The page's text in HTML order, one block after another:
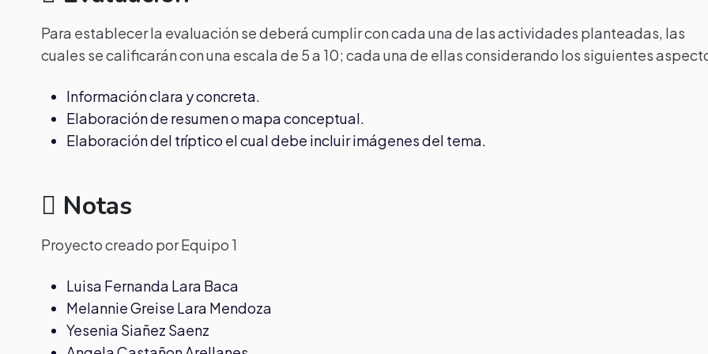
Para establecer la evaluación se deberá cumplir con cada una de las actividades planteadas, las
cuales se calificarán con una escala de 5 a 10; cada una de ellas considerando los siguientes
Información clara y concreta.
Elaboración de resumen o mapa conceptual.
Elaboración del tríptico el cual debe incluir imágenes del tema.
Notas
Proyecto creado por Equipo 1
Luisa Fernanda Lara Baca
Melannie Greise Lara Mendoza
Yesenia Siañez Saenz